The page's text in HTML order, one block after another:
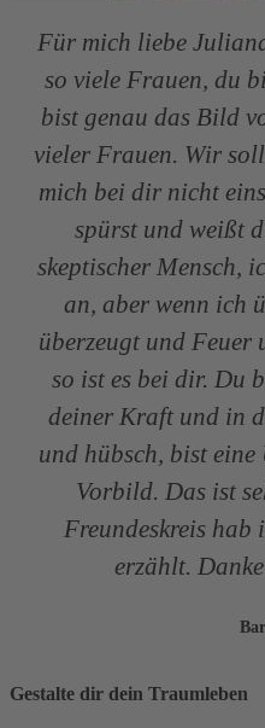
Für mich liebe
so viele Frauen, du
bist genau das Bild
vieler Frauen. Wir
mich bei dir nicht
spürst und weißt
skeptischer Mensch,
an, aber wenn ich
überzeugt und Feuer
so ist es bei dir. Du
deiner Kraft und in
und hübsch, bist eine
Vorbild. Das ist
Freundeskreis
erzählt.
Gestalte dir dein Traumleben